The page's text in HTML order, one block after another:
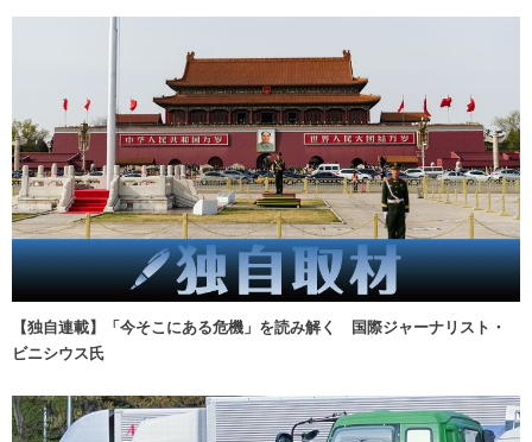
【独自連載】「今そこにある危機」を読み解く 国際ジャーナリスト・
ビニシウス氏